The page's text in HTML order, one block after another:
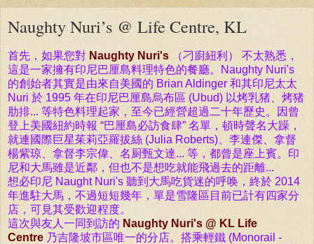
Naughty Nuri’s @ Life Centre, KL
首先，如果您對 Naughty Nuri's
（刁廚紐利） 不太熟悉，
這是一家擁有印尼巴厘島料理特色的餐廳。Naughty Nuri's
的創始者其實是由來自美國的 Brian Aldinger 和其印尼太太
Nuri 於 1995 年在印尼巴厘島烏布區 (Ubud) 以烤乳猪、烤猪
肋排... 等特色料理起家，至今已經營超過二十年歷史。因曾
登上美國紐約時報 “巴厘島必訪食肆” 名單，頓時聲名大躁，
就連國際巨星茱莉亞羅拔絲 (Julia Roberts)、李連傑、拿督
楊紫琼、拿督李宗偉、名厨甄文達... 等，都曾是座上賓。印
尼和大馬雖是近鄰，但也不是想吃就能飛過去的距離...
想必印尼 Naught Nuri's 聽到大馬吃貨迷的呼唤，終於 2014
年進駐大馬，不過短短幾年，單是雪隆區目前已計有四家分
店，可見其受歡迎程度。
這次與友人一同到訪的 Naughty Nuri's @ KL Life
Centre 乃吉隆坡市區唯一的分店。搭乘輕鐵 (Monorail -